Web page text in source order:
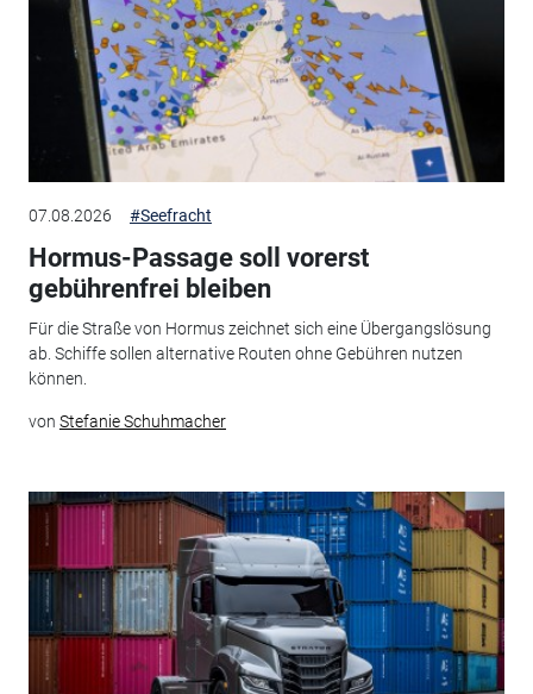
07.08.2026 #Seefracht
Hormus-Passage soll vorerst
gebührenfrei bleiben
Für die Straße von Hormus zeichnet sich eine Übergangslösung
ab. Schiffe sollen alternative Routen ohne Gebühren nutzen
können.
von Stefanie Schuhmacher